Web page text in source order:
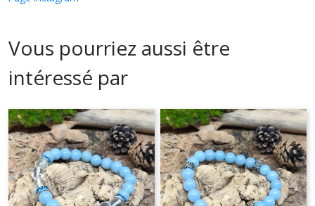
Vous pourriez aussi être
intéressé par